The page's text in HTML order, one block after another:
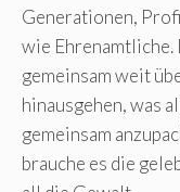
Generationen,
wie
gemeinsam weit
hinausgehen, was
gemeinsam
brauche es die